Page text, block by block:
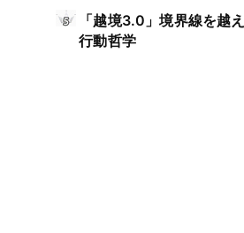
「越境3.0」境界線を越
行動哲学